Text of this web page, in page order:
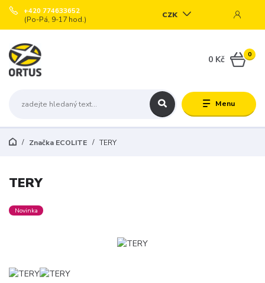
Menu
CZK
+420 774633652
(Po-Pá, 9-17 hod.)
0
0 Kč
Značka ECOLITE TERY
TERY
Novinka